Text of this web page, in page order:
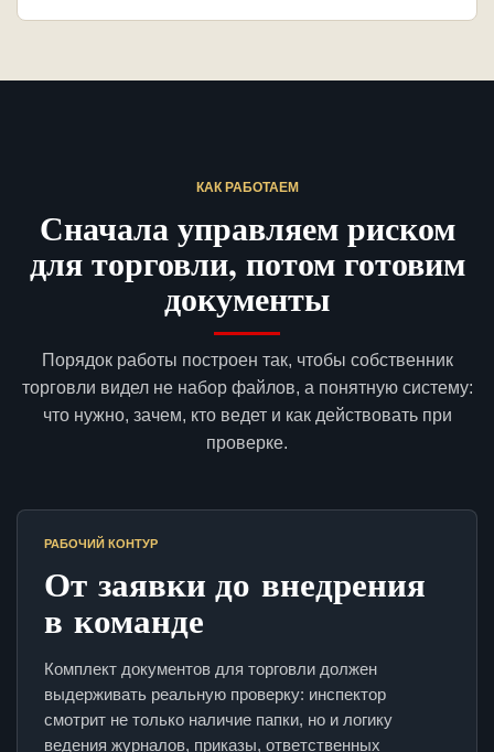
КАК РАБОТАЕМ
Сначала управляем риском
для торговли, потом готовим
документы
Порядок работы построен так, чтобы собственник
торговли видел не набор файлов, а понятную систему:
что нужно, зачем, кто ведет и как действовать при
проверке.
РАБОЧИЙ КОНТУР
От заявки до внедрения
в команде
Комплект документов для торговли должен
выдерживать реальную проверку: инспектор
смотрит не только наличие папки, но и логику
ведения журналов, приказы, ответственных